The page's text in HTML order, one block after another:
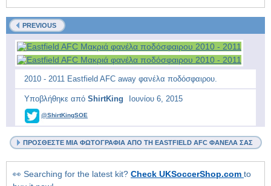
PREVIOUS
2010 - 2011 Eastfield AFC away φανέλα ποδόσφαιρου.
Υποβλήθηκε από ShirtKing Ιουνίου 6, 2015
@ShirtKingSOE
ΠΡΟΣΘΈΣΤΕ ΜΙΑ ΦΩΤΟΓΡΑΦΊΑ ΑΠΌ ΤΗ EASTFIELD AFC ΦΑΝΈΛΑ ΣΑΣ
👀 Searching for the latest kit? Check UKSoccerShop.com to